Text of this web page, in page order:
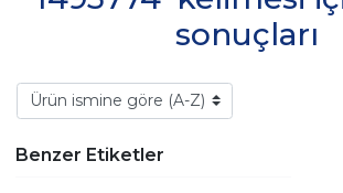
sonuçları
Benzer Etiketler